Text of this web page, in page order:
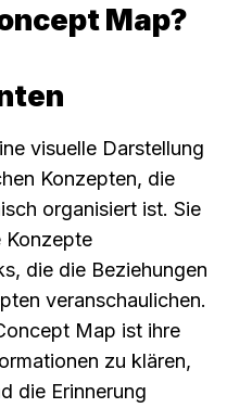
Map?
visuelle Darstellung
Konzepten, die
organisiert ist. Sie
Konzepte
die die Beziehungen
veranschaulichen.
Map ist ihre
zu klären,
die Erinnerung